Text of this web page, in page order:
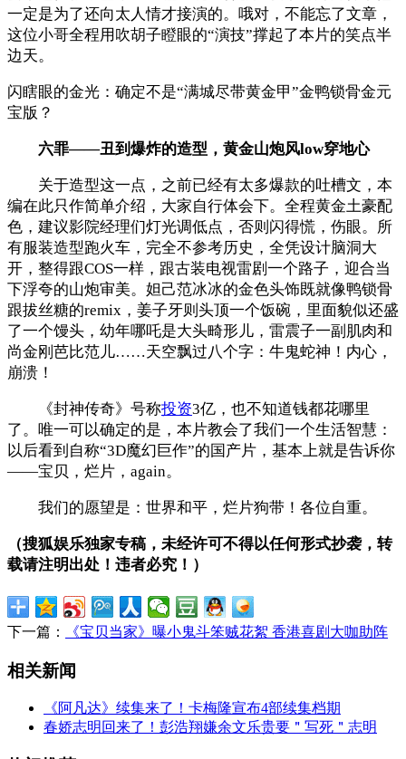
一定是为了还向太人情才接演的。哦对，不能忘了文章，
这位小哥全程用吹胡子瞪眼的“演技”撑起了本片的笑点半
边天。
闪瞎眼的金光：确定不是“满城尽带黄金甲”金鸭锁骨金元
宝版？
六罪——丑到爆炸的造型，黄金山炮风low穿地心
关于造型这一点，之前已经有太多爆款的吐槽文，本
编在此只作简单介绍，大家自行体会下。全程黄金土豪配
色，建议影院经理们灯光调低点，否则闪得慌，伤眼。所
有服装造型跑火车，完全不参考历史，全凭设计脑洞大
开，整得跟COS一样，跟古装电视雷剧一个路子，迎合当
下浮夸的山炮审美。妲己范冰冰的金色头饰既就像鸭锁骨
跟拔丝糖的remix，姜子牙则头顶一个饭碗，里面貌似还盛
了一个馒头，幼年哪吒是大头畸形儿，雷震子一副肌肉和
尚金刚芭比范儿……天空飘过八个字：牛鬼蛇神！内心，
崩溃！
《封神传奇》号称投资3亿，也不知道钱都花哪里
了。唯一可以确定的是，本片教会了我们一个生活智慧：
以后看到自称“3D魔幻巨作”的国产片，基本上就是告诉你
——宝贝，烂片，again。
我们的愿望是：世界和平，烂片狗带！各位自重。
（搜狐娱乐独家专稿，未经许可不得以任何形式抄袭，转
载请注明出处！违者必究！）
下一篇： 《宝贝当家》曝小鬼斗笨贼花絮 香港喜剧大咖助阵
相关新闻
《阿凡达》续集来了！卡梅隆宣布4部续集档期
春娇志明回来了！彭浩翔嫌余文乐贵要＂写死＂志明